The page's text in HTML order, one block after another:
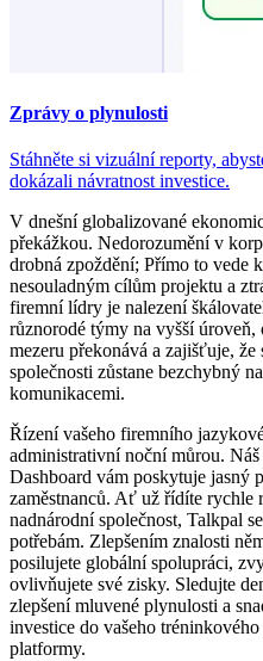
Zprávy o plynulosti
Stáhněte si vizuální reporty,
dokázali návratnost investice.
V dnešní globalizované
překážkou. Nedorozumění v
drobná zpoždění; Přímo to vede
nesouladným cílům projektu a
firemní lídry je nalezení
různorodé týmy na vyšší
mezeru překonává a zajišťuje,
společnosti zůstane bezchybný
komunikacemi.
Řízení vašeho firemního
administrativní noční můrou.
Dashboard vám poskytuje jasný
zaměstnanců. Ať už řídíte rychle
nadnárodní společnost, Talkpal
potřebám. Zlepšením znalosti
posilujete globální spolupráci,
ovlivňujete své zisky. Sledujte
zlepšení mluvené plynulosti a
investice do vašeho
platformy.